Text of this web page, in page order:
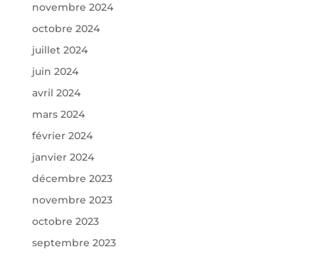
novembre 2024
octobre 2024
juillet 2024
juin 2024
avril 2024
mars 2024
février 2024
janvier 2024
décembre 2023
novembre 2023
octobre 2023
septembre 2023